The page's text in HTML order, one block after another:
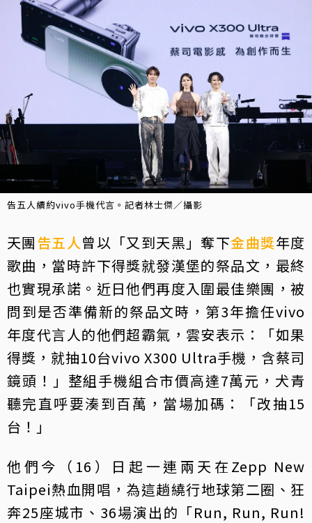
告五人續約vivo手機代言。記者林士傑／攝影
天團告五人曾以「又到天黑」奪下金曲獎年度
歌曲，當時許下得獎就發漢堡的祭品文，最終
也實現承諾。近日他們再度入圍最佳樂團，被
問到是否準備新的祭品文時，第3年擔任vivo
年度代言人的他們超霸氣，雲安表示：「如果
得獎，就抽10台vivo X300 Ultra手機，含蔡司
鏡頭！」整組手機組合市價高達7萬元，犬青
聽完直呼要湊到百萬，當場加碼：「改抽15
台！」
他們今（16）日起一連兩天在Zepp New
Taipei熱血開唱，為這趟繞行地球第二圈、狂
奔25座城市、36場演出的「Run, Run, Run!